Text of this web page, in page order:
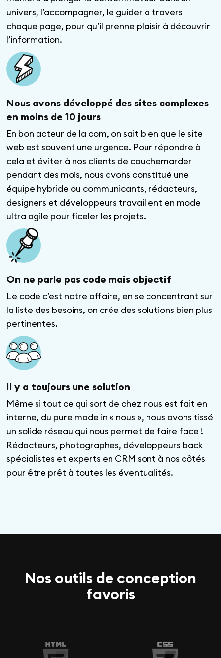
univers, l’accompagner, le guider à travers
chaque page, pour qu’il prenne plaisir à découvrir
l’information.
Nous avons développé des sites complexes
en moins de 10 jours
En bon acteur de la com, on sait bien que le site
web est souvent une urgence. Pour répondre à
cela et éviter à nos clients de cauchemarder
pendant des mois, nous avons constitué une
équipe hybride ou communicants, rédacteurs,
designers et développeurs travaillent en mode
ultra agile pour ficeler les projets.
On ne parle pas code mais objectif
Le code c’est notre affaire, en se concentrant sur
la liste des besoins, on crée des solutions bien plus
pertinentes.
Il y a toujours une solution
Même si tout ce qui sort de chez nous est fait en
interne, du pure made in « nous », nous avons tissé
un solide réseau qui nous permet de faire face !
Rédacteurs, photographes, développeurs back
spécialistes et experts en CRM sont à nos côtés
pour être prêt à toutes les éventualités.
Nos outils de conception
favoris